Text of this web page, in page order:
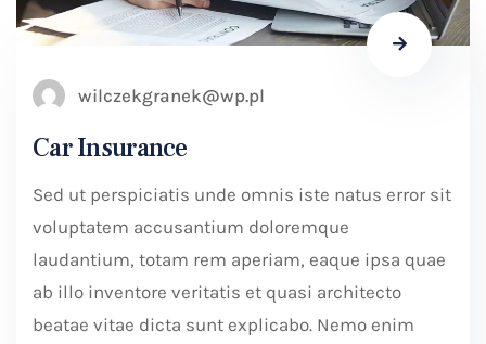
wilczekgranek@wp.pl
Car Insurance
Sed ut perspiciatis unde omnis iste natus error sit
voluptatem accusantium doloremque
laudantium, totam rem aperiam, eaque ipsa quae
ab illo inventore veritatis et quasi architecto
beatae vitae dicta sunt explicabo. Nemo enim